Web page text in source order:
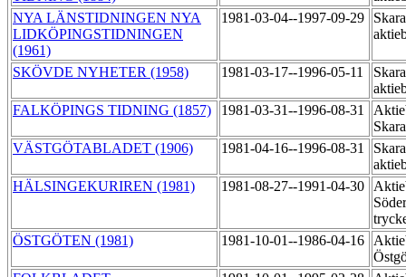
NYA LÄNSTIDNINGEN NYA
LIDKÖPINGSTIDNINGEN
(1961)
1981-03-04--1997-09-29
SKÖVDE NYHETER (1958) 1981-03-17--1996-05-11
FALKÖPINGS TIDNING (1857)
1981-03-31--1996-08-31
VÄSTGÖTABLADET (1906)
1981-04-16--1996-08-31
HÄLSINGEKURIREN (1981)
1981-08-27--1991-04-30
ÖSTGÖTEN (1981)
1981-10-01--1986-04-16